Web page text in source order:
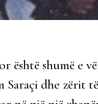
është shumë e
dhe zërit